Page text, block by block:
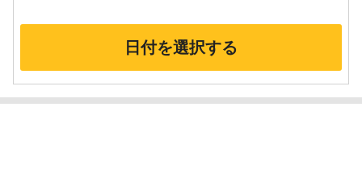
日付を選択する